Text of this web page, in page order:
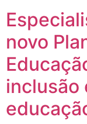
novo
inclusão